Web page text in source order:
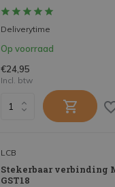
Deliverytime
Op voorraad
€24,95
Incl. btw
LCB
Stekerbaar verbinding
GST18